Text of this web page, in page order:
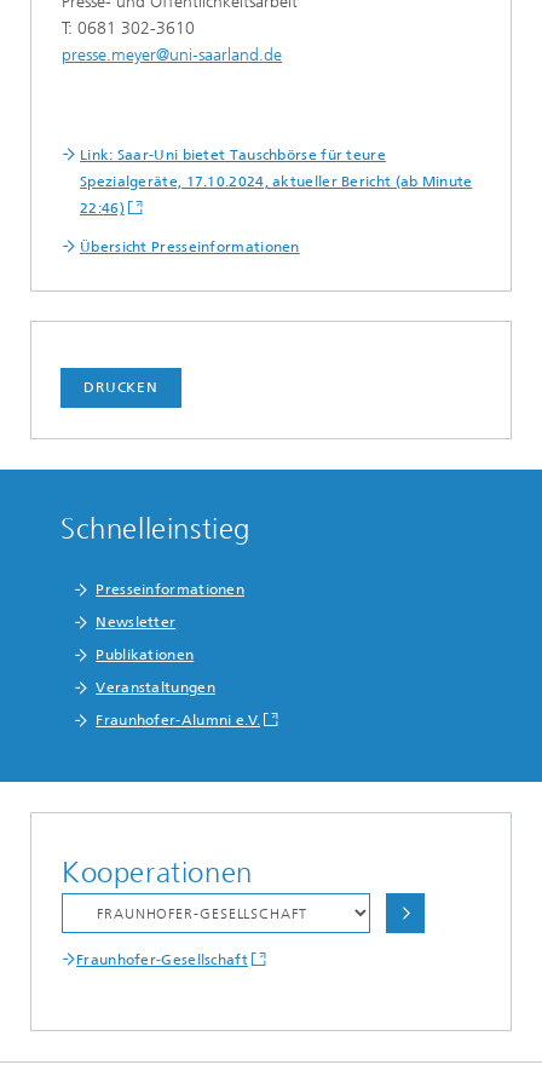
T: 0681 302-3610
presse.meyer@uni-saarland.de
Link: Saar-Uni bietet Tauschbörse für teure
Spezialgeräte, 17.10.2024, aktueller Bericht (ab Minute
22:46)
Übersicht Presseinformationen
DRUCKEN
Schnelleinstieg
Presseinformationen
Newsletter
Publikationen
Veranstaltungen
Fraunhofer-Alumni e.V.
Kooperationen
Fraunhofer-Gesellschaft